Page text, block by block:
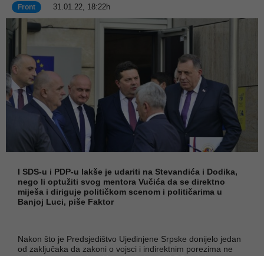
Front 31.01.22, 18:22h
I SDS-u i PDP-u lakše je udariti na Stevandića i Dodika,
nego li optužiti svog mentora Vučića da se direktno
miješa i diriguje političkom scenom i političarima u
Banjoj Luci, piše Faktor
Nakon što je Predsjedištvo Ujedinjene Srpske donijelo jedan
od zaključaka da zakoni o vojsci i indirektnim porezima ne